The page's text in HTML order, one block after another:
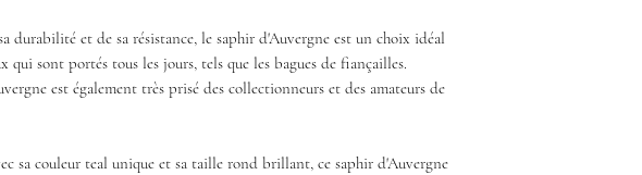
durabilité et de sa résistance, le saphir d'Auvergne est un choix idéal
qui sont portés tous les jours, tels que les bagues de fiançailles.
est également très prisé des collectionneurs et des amateurs de
sa couleur teal unique et sa taille rond brillant, ce saphir d'Auvergne